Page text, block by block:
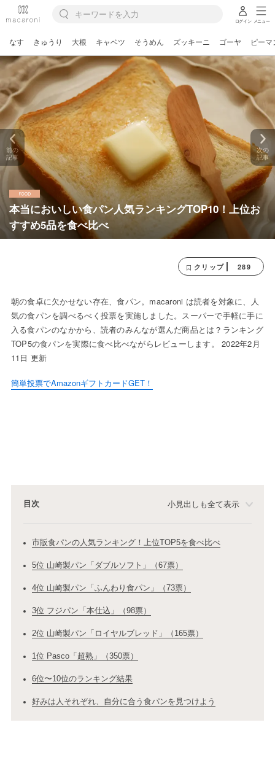
ログイン メニュー
なす きゅうり 大根 キャベツ そうめん ズッキーニ ゴーヤ ピーマ
本当においしい食パン人気ランキングTOP10！上位お
すすめ5品を食べ比べ
前の
記事
次の
記事
クリップ 289
朝の食卓に欠かせない存在、食パン。macaroni は読者を対象に、人
気の食パンを調べるべく投票を実施しました。スーパーで手軽に手に
入る食パンのなかから、読者のみんなが選んだ商品とは？ランキング
TOP5の食パンを実際に食べ比べながらレビューします。 2022年2月
11日 更新
簡単投票でAmazonギフトカードGET！
目次 小見出しも全て表示
市販食パンの人気ランキング！上位TOP5を食べ比べ
5位 山崎製パン「ダブルソフト」（67票）
4位 山崎製パン「ふんわり食パン」（73票）
3位 フジパン「本仕込」（98票）
2位 山崎製パン「ロイヤルブレッド」（165票）
1位 Pasco「超熟」（350票）
6位〜10位のランキング結果
好みは人それぞれ、自分に合う食パンを見つけよう